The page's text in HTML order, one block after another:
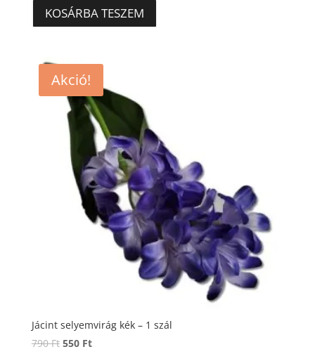
was:
590 Ft.
is:
410 Ft.
KOSÁRBA TESZEM
Akció!
Jácint selyemvirág kék – 1 szál
790Ft Original
550 FtCurrent